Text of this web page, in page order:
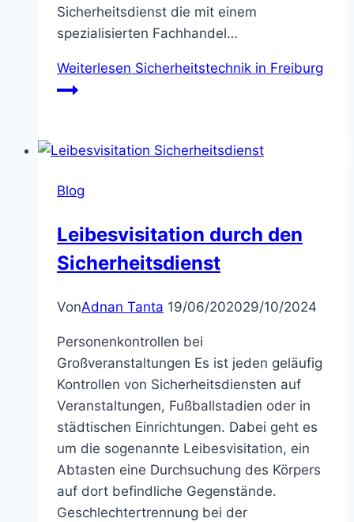
Sicherheitsdienst die mit einem
spezialisierten Fachhandel…
Weiterlesen Sicherheitstechnik in Freiburg
Blog
Leibesvisitation durch den
Sicherheitsdienst
VonAdnan Tanta 19/06/202029/10/2024
Personenkontrollen bei
Großveranstaltungen Es ist jeden geläufig
Kontrollen von Sicherheitsdiensten auf
Veranstaltungen, Fußballstadien oder in
städtischen Einrichtungen. Dabei geht es
um die sogenannte Leibesvisitation, ein
Abtasten eine Durchsuchung des Körpers
auf dort befindliche Gegenstände.
Geschlechtertrennung bei der